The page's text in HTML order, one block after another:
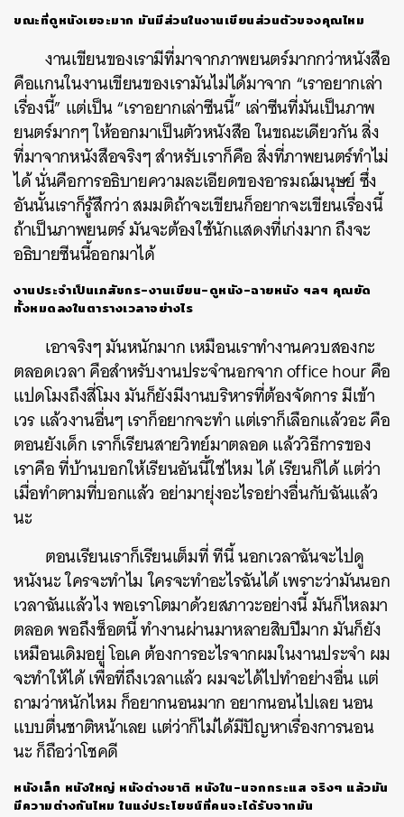
ขณะที่ดูหนังเยอะมาก มันมีส่วนในงานเขียนส่วนตัวของคุณไหม
งานเขียนของเรามีที่มาจากภาพยนตร์มากกว่าหนังสือ
คือแกนในงานเขียนของเรามันไม่ได้มาจาก “เราอยากเล่า
เรื่องนี้” แต่เป็น “เราอยากเล่าซีนนี้” เล่าซีนที่มันเป็นภาพ
ยนตร์มากๆ ให้ออกมาเป็นตัวหนังสือ ในขณะเดียวกัน สิ่ง
ที่มาจากหนังสือจริงๆ สำหรับเราก็คือ สิ่งที่ภาพยนตร์ทำไม่
ได้ นั่นคือการอธิบายความละเอียดของอารมณ์มนุษย์ ซึ่ง
อันนั้นเราก็รู้สึกว่า สมมติถ้าจะเขียนก็อยากจะเขียนเรื่องนี้
ถ้าเป็นภาพยนตร์ มันจะต้องใช้นักแสดงที่เก่งมาก ถึงจะ
อธิบายซีนนี้ออกมาได้
งานประจำเป็นเภสัชกร-งานเขียน-ดูหนัง-ฉายหนัง ฯลฯ คุณยัด
ทั้งหมดลงในตารางเวลาอย่างไร
เอาจริงๆ มันหนักมาก เหมือนเราทำงานควบสองกะ
ตลอดเวลา คือสำหรับงานประจำนอกจาก office hour คือ
แปดโมงถึงสี่โมง มันก็ยังมีงานบริหารที่ต้องจัดการ มีเข้า
เวร แล้วงานอื่นๆ เราก็อยากจะทำ แต่เราก็เลือกแล้วอะ คือ
ตอนยังเด็ก เราก็เรียนสายวิทย์มาตลอด แล้ววิธีการของ
เราคือ ที่บ้านบอกให้เรียนอันนี้ใช่ไหม ได้ เรียนก็ได้ แต่ว่า
เมื่อทำตามที่บอกแล้ว อย่ามายุ่งอะไรอย่างอื่นกับฉันแล้ว
นะ
ตอนเรียนเราก็เรียนเต็มที่ ทีนี้ นอกเวลาฉันจะไปดู
หนังนะ ใครจะทำไม ใครจะทำอะไรฉันได้ เพราะว่ามันนอก
เวลาฉันแล้วไง พอเราโตมาด้วยสภาวะอย่างนี้ มันก็ไหลมา
ตลอด พอถึงช็อตนี้ ทำงานผ่านมาหลายสิบปีมาก มันก็ยัง
เหมือนเดิมอยู่ โอเค ต้องการอะไรจากผมในงานประจำ ผม
จะทำให้ได้ เพื่อที่ถึงเวลาแล้ว ผมจะได้ไปทำอย่างอื่น แต่
ถามว่าหนักไหม ก็อยากนอนมาก อยากนอนไปเลย นอน
แบบตื่นชาติหน้าเลย แต่ว่าก็ไม่ได้มีปัญหาเรื่องการนอน
นะ ก็ถือว่าโชคดี
หนังเล็ก หนังใหญ่ หนังต่างชาติ หนังใน-นอกกระแส จริงๆ แล้วมัน
มีความต่างกันไหม ในแง่ประโยชน์ที่คนจะได้รับจากมัน